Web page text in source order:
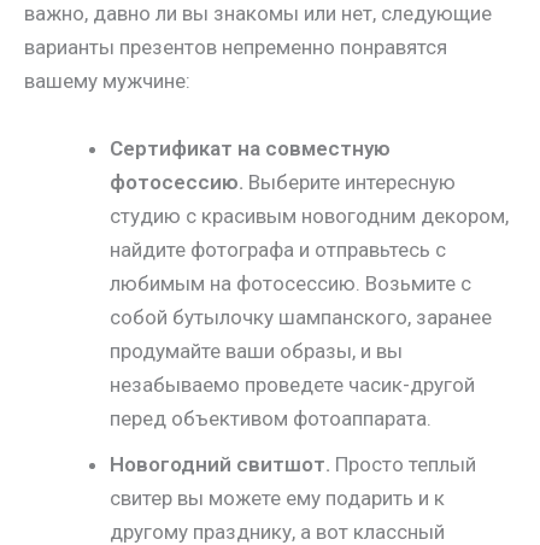
важно, давно ли вы знакомы или нет, следующие
варианты презентов непременно понравятся
вашему мужчине:
Сертификат на совместную
фотосессию. Выберите интересную
студию с красивым новогодним декором,
найдите фотографа и отправьтесь с
любимым на фотосессию. Возьмите с
собой бутылочку шампанского, заранее
продумайте ваши образы, и вы
незабываемо проведете часик-другой
перед объективом фотоаппарата.
Новогодний свитшот. Просто теплый
свитер вы можете ему подарить и к
другому празднику, а вот классный